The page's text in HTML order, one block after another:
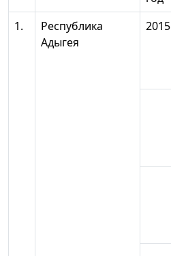
1.
Республика
Адыгея
2015